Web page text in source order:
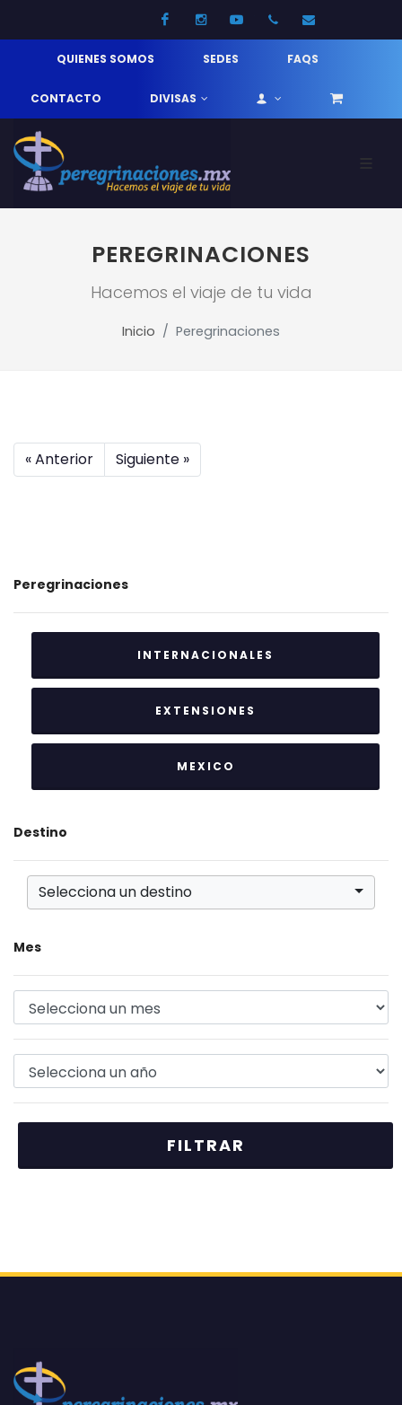
FacebookInstagramYoutube52 33 31210744
QUIENES SOMOS SEDES FAQS
CONTACTO DIVISAS
PEREGRINACIONES
Hacemos el viaje de tu vida
Inicio Peregrinaciones
« Anterior Siguiente »
Peregrinaciones
INTERNACIONALES
EXTENSIONES
MEXICO
Destino
Selecciona un destino
Mes